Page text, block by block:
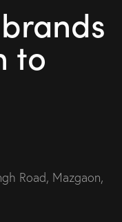
to
Road, Mazgaon,